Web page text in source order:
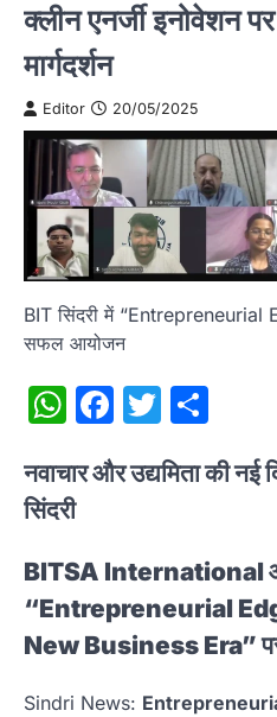
क्लीन एनर्जी इनोवेशन
मार्गदर्शन
Editor 20/05/2025
BIT सिंदरी में “Entrepreneurial
सफल आयोजन
WhatsApp
Facebook
Twitter
नवाचार और उद्यमिता की नई
सिंदरी
BITSA International
“Entrepreneurial
New Business Era” पर
Sindri News: